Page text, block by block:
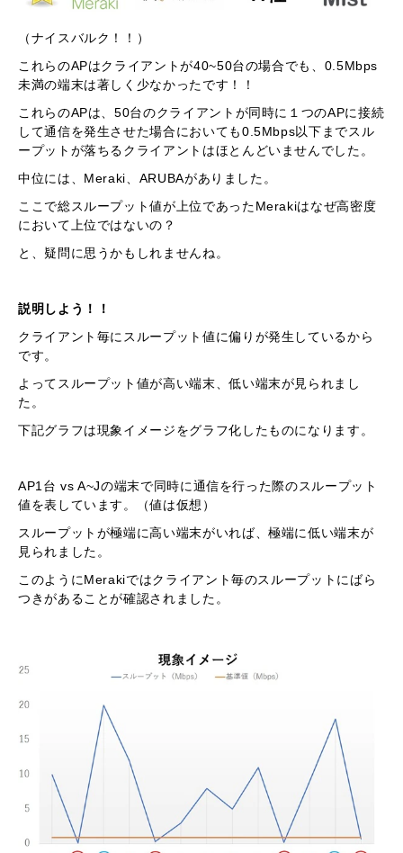
（ナイスバルク！！）
これらのAPはクライアントが40~50台の場合でも、0.5Mbps
未満の端末は著しく少なかったです！！
これらのAPは、50台のクライアントが同時に１つのAPに接続
して通信を発生させた場合においても0.5Mbps以下までスル
ープットが落ちるクライアントはほとんどいませんでした。
中位には、Meraki、ARUBAがありました。
ここで総スループット値が上位であったMerakiはなぜ高密度
において上位ではないの？
と、疑問に思うかもしれませんね。
説明しよう！！
クライアント毎にスループット値に偏りが発生しているから
です。
よってスループット値が高い端末、低い端末が見られまし
た。
下記グラフは現象イメージをグラフ化したものになります。
AP1台 vs A~Jの端末で同時に通信を行った際のスループット
値を表しています。（値は仮想）
スループットが極端に高い端末がいれば、極端に低い端末が
見られました。
このようにMerakiではクライアント毎のスループットにばら
つきがあることが確認されました。